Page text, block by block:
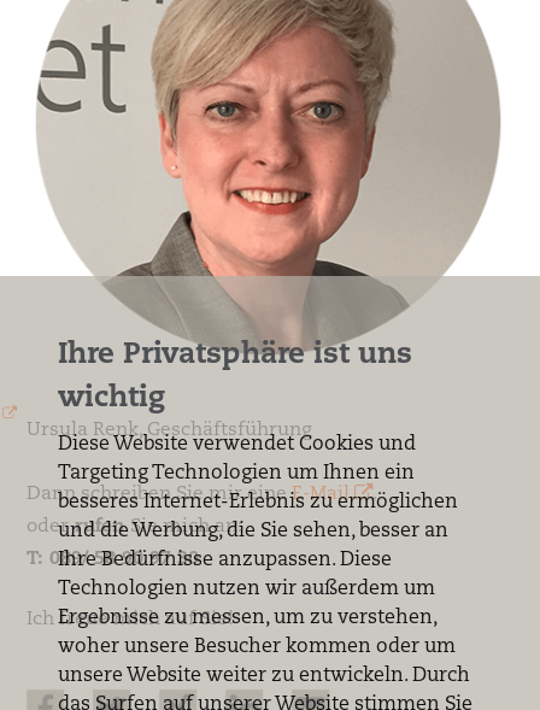
Ihre Privatsphäre ist uns
wichtig
Diese Website verwendet Cookies und
Targeting Technologien um Ihnen ein
besseres Internet-Erlebnis zu ermöglichen
und die Werbung, die Sie sehen, besser an
Ihre Bedürfnisse anzupassen. Diese
Technologien nutzen wir außerdem um
Ergebnisse zu messen, um zu verstehen,
woher unsere Besucher kommen oder um
unsere Website weiter zu entwickeln. Durch
das Surfen auf unserer Website stimmen Sie
Ursula Renk, Geschäftsführung
Dann schreiben Sie mir eineE-Mail
.
oderrufenSie mich an:
T: 089/ 58 90 97 30
Ich freue mich auf Sie!